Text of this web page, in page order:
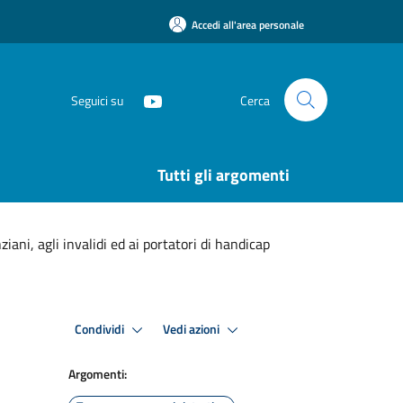
Accedi all'area personale
Seguici su Cerca
Tutti gli argomenti
agli invalidi ed ai portatori di handicap
Condividi Vedi azioni
Argomenti: